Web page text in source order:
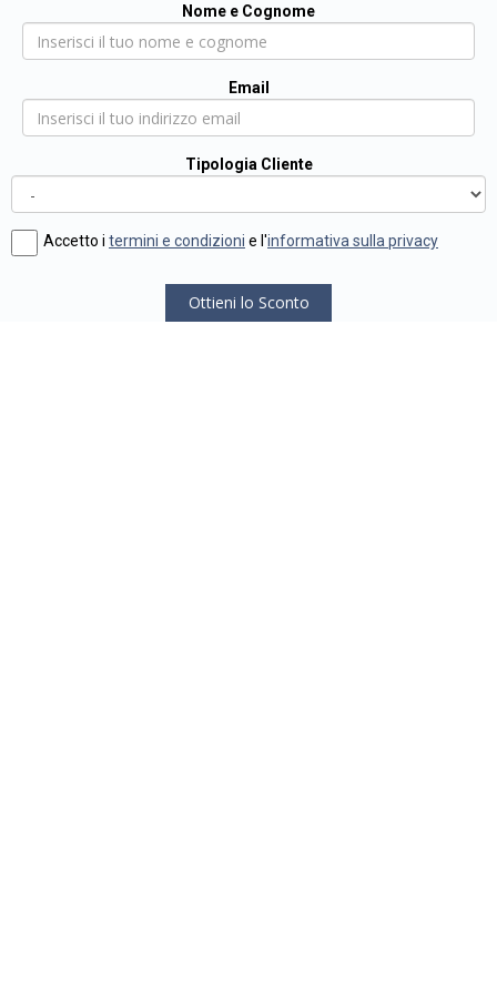
Nome e Cognome
Email
Tipologia Cliente
Accetto i termini e condizioni e l'informativa sulla privacy
Ottieni lo Sconto